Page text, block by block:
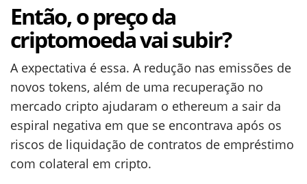
Então, o preço da
criptomoeda vai subir?
A expectativa é essa. A redução nas emissões de
novos tokens, além de uma recuperação no
mercado cripto ajudaram o ethereum a sair da
espiral negativa em que se encontrava após os
riscos de liquidação de contratos de empréstimo
com colateral em cripto.